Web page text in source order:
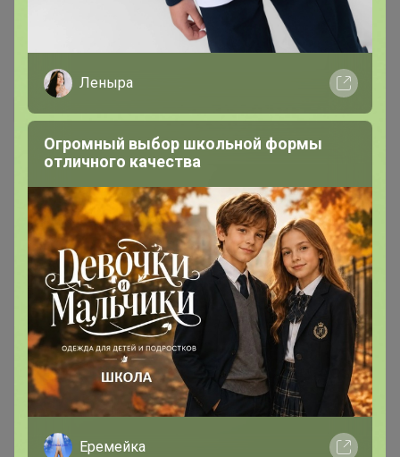
Войти с помощью других сервисов
200 000+
пользователей
по
Леныра
Огромный выбор школьной формы
отличного качества
Еремейка